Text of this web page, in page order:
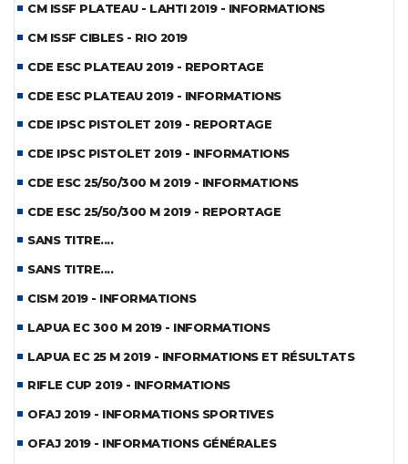
CM ISSF PLATEAU - LAHTI 2019 - INFORMATIONS
CM ISSF CIBLES - RIO 2019
CDE ESC PLATEAU 2019 - REPORTAGE
CDE ESC PLATEAU 2019 - INFORMATIONS
CDE IPSC PISTOLET 2019 - REPORTAGE
CDE IPSC PISTOLET 2019 - INFORMATIONS
CDE ESC 25/50/300 M 2019 - INFORMATIONS
CDE ESC 25/50/300 M 2019 - REPORTAGE
SANS TITRE....
SANS TITRE....
CISM 2019 - INFORMATIONS
LAPUA EC 300 M 2019 - INFORMATIONS
LAPUA EC 25 M 2019 - INFORMATIONS ET RÉSULTATS
RIFLE CUP 2019 - INFORMATIONS
OFAJ 2019 - INFORMATIONS SPORTIVES
OFAJ 2019 - INFORMATIONS GÉNÉRALES